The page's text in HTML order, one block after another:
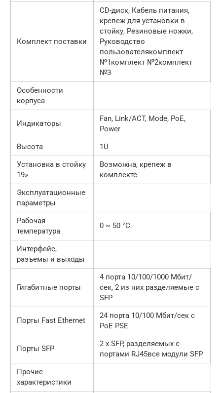
Комплект поставки
CD-диск, Кабель питания,
крепеж для установки в
стойку, Резиновые ножки,
Руководство
пользователякомплект
№1комплект №2комплект
№3
Особенности
корпуса
Индикаторы
Fan, Link/ACT, Mode, PoE,
Power
Высота
1U
Установка в стойку
19»
Возможна, крепеж в
комплекте
Эксплуатационные
параметры
Рабочая
температура
0 ~ 50 °C
Интерфейс,
разъемы и выходы
Гигабитные порты
4 порта 10/100/1000 Мбит/
сек, 2 из них разделяемые с
SFP
Порты Fast Ethernet
24 порта 10/100 Мбит/сек с
PoE PSE
Порты SFP
2 x SFP, разделяемых с
портами RJ45все модули SFP
Прочие
характеристики